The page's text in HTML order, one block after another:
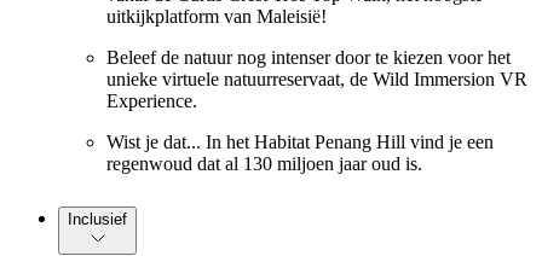
uitkijkplatform van Maleisië!
Beleef de natuur nog intenser door te kiezen voor het
unieke virtuele natuurreservaat, de Wild Immersion VR
Experience.
Wist je dat... In het Habitat Penang Hill vind je een
regenwoud dat al 130 miljoen jaar oud is.
Inclusief